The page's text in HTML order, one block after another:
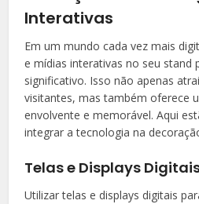
Interativas
Em um mundo cada vez mais
e mídias interativas no seu stand
significativo. Isso não apenas
visitantes, mas também oferece
envolvente e memorável. Aqui
integrar a tecnologia na
Telas e Displays
Utilizar telas e displays digitais